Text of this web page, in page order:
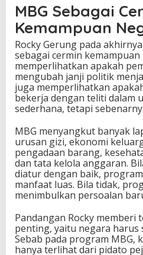
MBG Sebagai
Kemampuan
Rocky Gerung pada
sebagai cermin
memperlihatkan apakah
mengubah janji politik
juga memperlihatkan
bekerja dengan teliti dalam
sederhana, tetapi
MBG menyangkut banyak
urusan gizi, ekonomi
pengadaan barang,
dan tata kelola anggaran.
diatur dengan baik,
manfaat luas. Bila tidak,
menimbulkan persoalan
Pandangan Rocky memberi
penting, yaitu negara harus
Sebab pada program MBG,
hanya terlihat dari pidato